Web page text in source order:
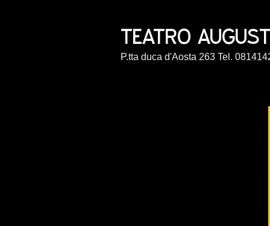
P.tta duca d'Aosta 263 Tel.